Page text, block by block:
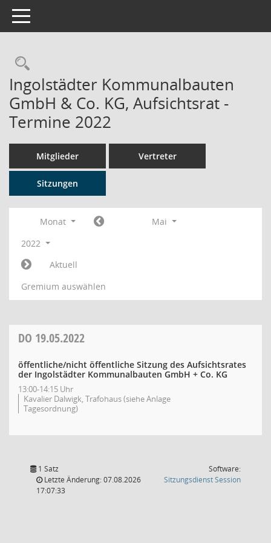
Toggle navigation
Rechercheauswahl
Ingolstädter Kommunalbauten
GmbH & Co. KG, Aufsichtsrat -
Termine 2022
Mitglieder Vertreter
Sitzungen
Monat
Mai
2022
Aktuell
Gremium auswählen
DO 19.05.2022
öffentliche/nicht öffentliche Sitzung des Aufsichtsrates
der Ingolstädter Kommunalbauten GmbH + Co. KG
13:00-14:15 Uhr
Kavalier Dalwigk, Trafohaus (siehe Anlage
Tagesordnung)
1 Satz
Letzte Änderung: 07.08.2026
17:07:33
Software:
SitzungsdienstSession(Wird in